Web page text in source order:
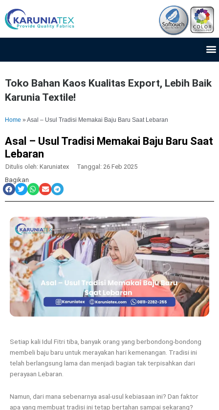
ke
konten
Toko Bahan Kaos Kualitas Export, Lebih Baik
Karunia Textile!
Home » Asal – Usul Tradisi Memakai Baju Baru Saat Lebaran
Asal – Usul Tradisi Memakai Baju Baru Saat
Lebaran
Ditulis oleh: Karuniatex Tanggal: 26 Feb 2025
Bagikan
Setiap kali Idul Fitri tiba, banyak orang yang berbondong-bondong
membeli baju baru untuk merayakan hari kemenangan. Tradisi ini
telah berlangsung lama dan menjadi bagian tak terpisahkan dari
perayaan Lebaran.
Namun, dari mana sebenarnya asal-usul kebiasaan ini? Dan faktor
apa yang membuat tradisi ini tetap bertahan sampai sekarang?